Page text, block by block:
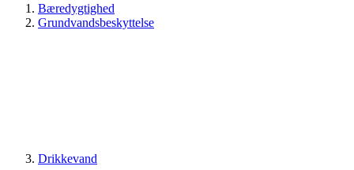
Bæredygtighed
Grundvandsbeskyttelse
Drikkevand